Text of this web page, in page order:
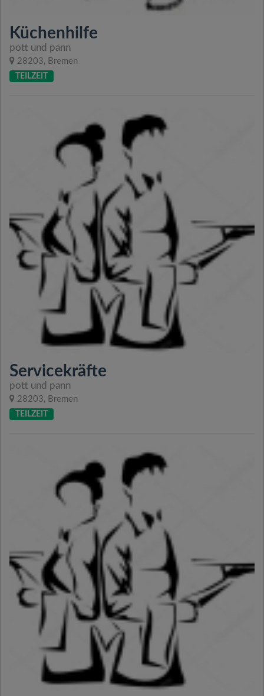
Küchenhilfe
pott und pann
28203, Bremen
TEILZEIT
Servicekräfte
pott und pann
28203, Bremen
TEILZEIT